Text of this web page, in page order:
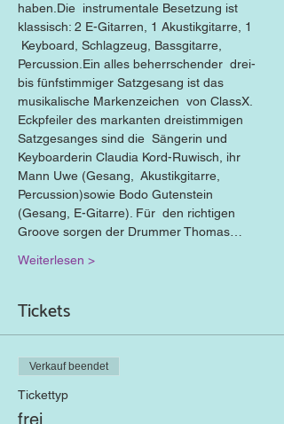
haben.Die  instrumentale Besetzung ist
klassisch: 2 E-Gitarren, 1 Akustikgitarre, 1
Keyboard, Schlagzeug, Bassgitarre,
Percussion.Ein alles beherrschender  drei-
bis fünfstimmiger Satzgesang ist das
musikalische Markenzeichen  von ClassX.
Eckpfeiler des markanten dreistimmigen
Satzgesanges sind die  Sängerin und
Keyboarderin Claudia Kord-Ruwisch, ihr
Mann Uwe (Gesang,  Akustikgitarre,
Percussion)sowie Bodo Gutenstein
(Gesang, E-Gitarre). Für  den richtigen
Groove sorgen der Drummer Thomas…
Weiterlesen >
Tickets
Verkauf beendet
Tickettyp
frei